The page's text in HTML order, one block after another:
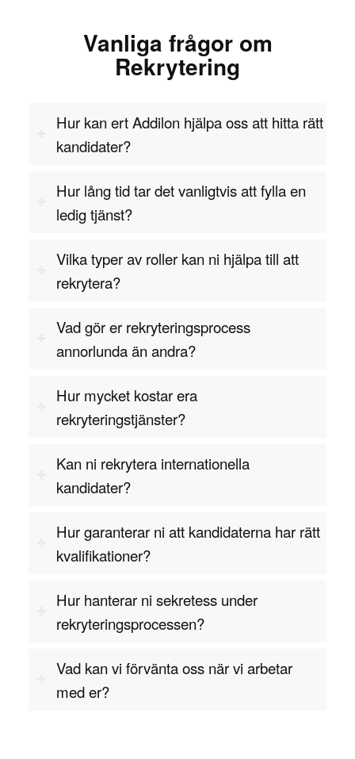
komplexa tekniska problem och lösningar på ett
tydligt och förståeligt sätt för alla nivåer inom
organisationen.
eftersom kvalitetschefen ofta leder ett team av
kvalitetsingenjörer och ansvarar för att driva
motivera teammedlemmar att sträva efter högre
kvalitetsstandarder är avgörande för att uppnå
Kvalitetschef – branscher där
Kvalitetschefer är eftertraktade inom många olika
branscher, särskilt där produktionen eller
höga kvalitetsstandarder. Inom
tillverkningsindustrin spelar kvalitetschefer en
kundernas krav och regleringar. De övervakar
processer som rör produktion, säkerhet och
levererar produkter som håller den önskade
standarden.
är kvalitetschefer avgörande för att säkerställa att
produkter uppfyller strikta säkerhets- och
steg i produktionskedjan för att säkerställa att
produkterna är säkra för konsumenterna och följer
Vanliga frågor om
Rekrytering
Hur kan ert Addilon hjälpa oss att hitta rätt
kandidater?
Hur lång tid tar det vanligtvis att fylla en
ledig tjänst?
Vilka typer av roller kan ni hjälpa till att
rekrytera?
Vad gör er rekryteringsprocess
annorlunda än andra?
Hur mycket kostar era
rekryteringstjänster?
Kan ni rekrytera internationella
kandidater?
Hur garanterar ni att kandidaterna har rätt
kvalifikationer?
Hur hanterar ni sekretess under
rekryteringsprocessen?
Vad kan vi förvänta oss när vi arbetar
med er?